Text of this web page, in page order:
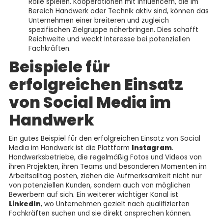
Bereich Handwerk oder Technik aktiv sind, können das
Unternehmen einer breiteren und zugleich
spezifischen Zielgruppe näherbringen. Dies schafft
Reichweite und weckt Interesse bei potenziellen
Fachkräften.
Beispiele für
erfolgreichen Einsatz
von Social Media im
Handwerk
Ein gutes Beispiel für den erfolgreichen Einsatz von Social
Media im Handwerk ist die Plattform Instagram.
Handwerksbetriebe, die regelmäßig Fotos und Videos von
ihren Projekten, ihren Teams und besonderen Momenten im
Arbeitsalltag posten, ziehen die Aufmerksamkeit nicht nur
von potenziellen Kunden, sondern auch von möglichen
Bewerbern auf sich. Ein weiterer wichtiger Kanal ist
LinkedIn, wo Unternehmen gezielt nach qualifizierten
Fachkräften suchen und sie direkt ansprechen können.